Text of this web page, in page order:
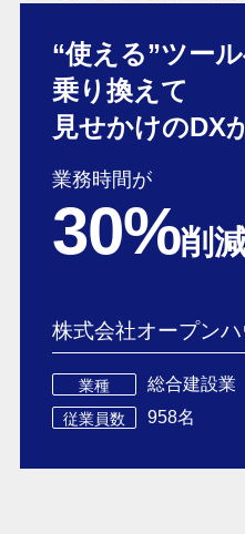
“使える”ツー
乗り換えて
見せかけのDX
業務時間が
30%削
株式会社オープン
業種 総合建設業
従業員数 958名